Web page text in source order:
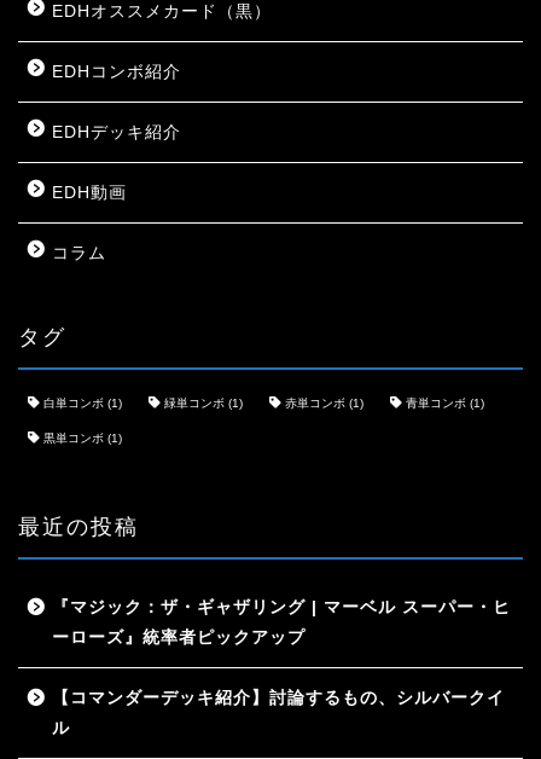
EDHオススメカード（黒）
EDHコンボ紹介
EDHデッキ紹介
EDH動画
コラム
タグ
白単コンボ (1) 緑単コンボ (1) 赤単コンボ (1) 青単コンボ (1)
黒単コンボ (1)
最近の投稿
『マジック：ザ・ギャザリング | マーベル スーパー・ヒ
ーローズ』統率者ピックアップ
【コマンダーデッキ紹介】討論するもの、シルバークイ
ル